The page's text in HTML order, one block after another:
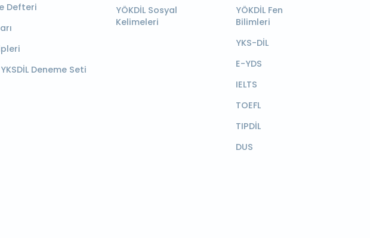
Defteri
Deneme Seti
YÖKDİL Sosyal
Kelimeleri
YÖKDİL Fen
Bilimleri
YKS-DİL
E-YDS
IELTS
TOEFL
TIPDİL
DUS